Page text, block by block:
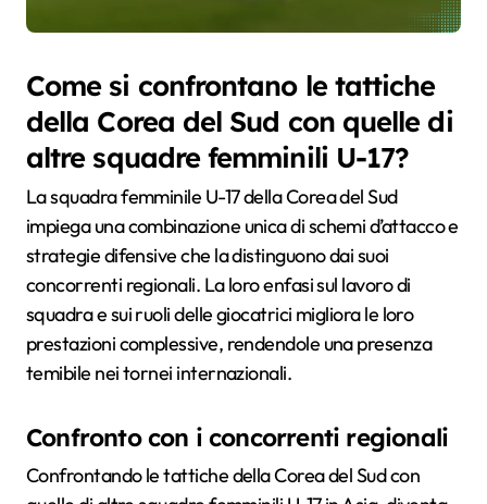
Come si confrontano le tattiche
della Corea del Sud con quelle di
altre squadre femminili U-17?
La squadra femminile U-17 della Corea del Sud
impiega una combinazione unica di schemi d’attacco e
strategie difensive che la distinguono dai suoi
concorrenti regionali. La loro enfasi sul lavoro di
squadra e sui ruoli delle giocatrici migliora le loro
prestazioni complessive, rendendole una presenza
temibile nei tornei internazionali.
Confronto con i concorrenti regionali
Confrontando le tattiche della Corea del Sud con